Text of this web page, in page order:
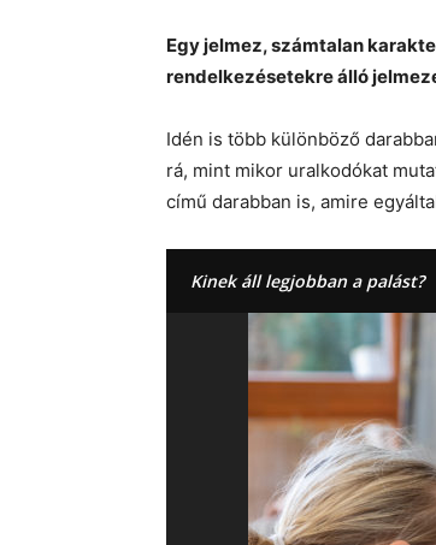
Egy jelmez, számtalan
rendelkezésetekre álló
Idén is több különböző
rá, mint mikor uralkodókat
című darabban is, amire
Kinek áll legjobban a palást?